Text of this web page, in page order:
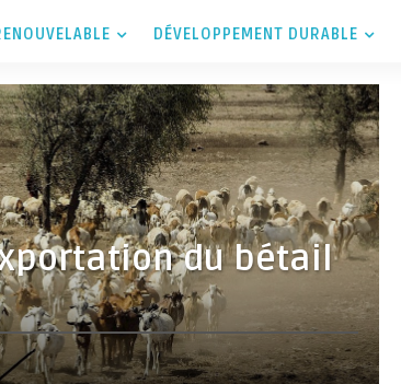
DÉVELOPPEMENT DURABLE
du bétail